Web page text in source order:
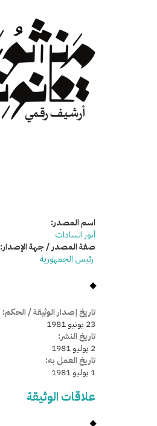
اسم المصدر:
أنور السادات
صفة المصدر / جهة الإصدار:
رئيس الجمهورية
تاريخ إصدار الوثيقة / الحكم:
23 يونيو 1981
تاريخ النشر:
2 يوليو 1981
تاريخ العمل به:
1 يوليو 1981
علاقات الوثيقة